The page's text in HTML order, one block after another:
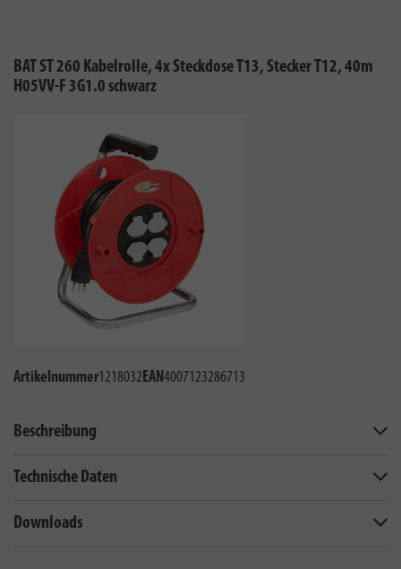
BAT ST 260 Kabelrolle, 4x Steckdose T13, Stecker T12, 40m
H05VV-F 3G1.0 schwarz
Artikelnummer1218032EAN4007123286713
Beschreibung
Technische Daten
Downloads